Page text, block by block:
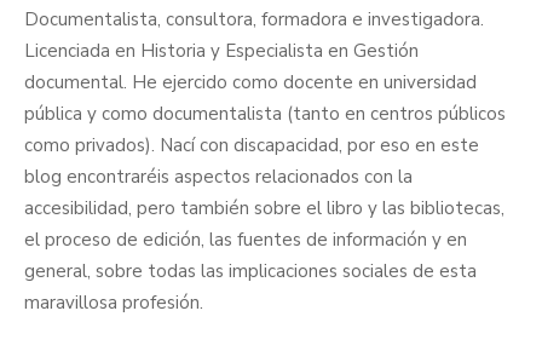
Documentalista, consultora, formadora e investigadora.
Licenciada en Historia y Especialista en Gestión
documental. He ejercido como docente en universidad
pública y como documentalista (tanto en centros públicos
como privados). Nací con discapacidad, por eso en este
blog encontraréis aspectos relacionados con la
accesibilidad, pero también sobre el libro y las bibliotecas,
el proceso de edición, las fuentes de información y en
general, sobre todas las implicaciones sociales de esta
maravillosa profesión.